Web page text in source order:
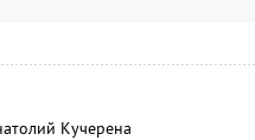
Кучерена